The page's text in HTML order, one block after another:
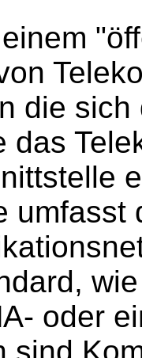
die
das
umfasst
oder